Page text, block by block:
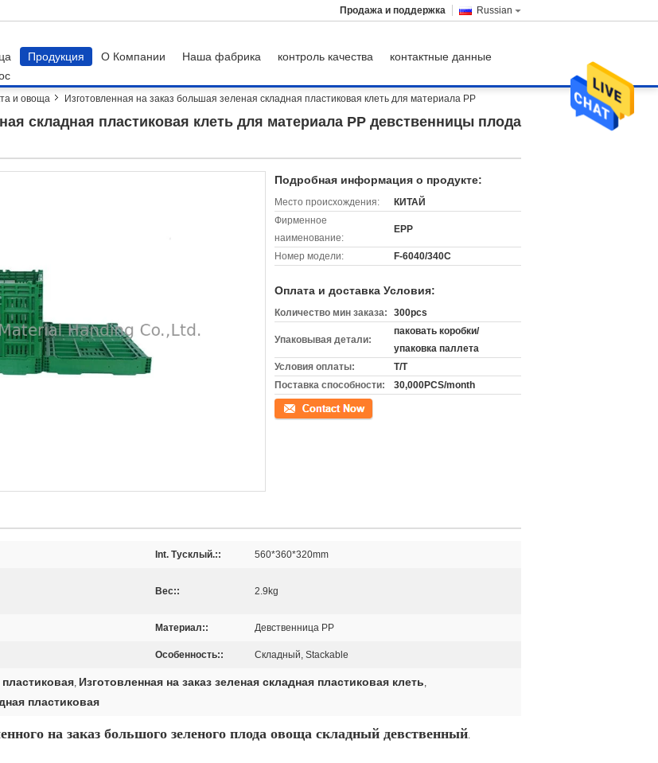
Russian
Продажа и поддержка
Продукция О Компании Наша фабрика контроль качества
контактные данные
и овоща
Изготовленная на заказ большая зеленая складная пластиковая клеть для материала PP
складная пластиковая клеть для материала PP девственницы плода
Подробная информация о продукте:
Место происхождения:
КИТАЙ
Фирменное
наименование:
EPP
Номер модели: F-6040/340C
Оплата и доставка Условия:
Количество мин заказа: 300pcs
Упаковывая детали:
паковать коробки/
упаковка паллета
Условия оплаты:
T/T
Поставка способности:
30,000PCS/month
контакт
Int. Тусклый.:: 560*360*320mm
Вес:: 2.9kg
Материал:: Девственница PP
Особенность:: Складный, Stackable
, Изготовленная на заказ зеленая складная пластиковая клеть,
пластиковая
на заказ большого зеленого плода овоща складный девственный.